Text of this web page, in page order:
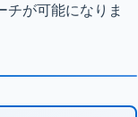
チが可能になりま